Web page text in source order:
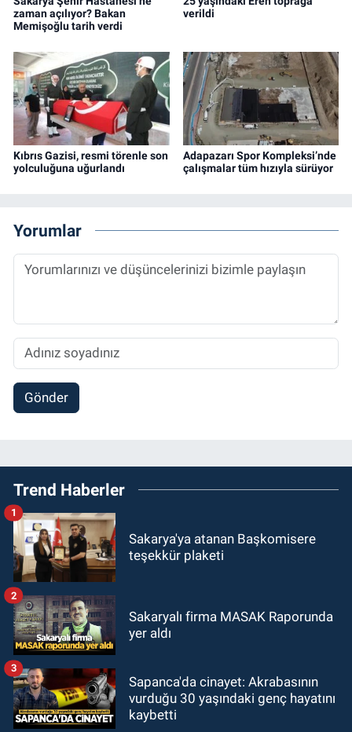
zaman açılıyor? Bakan
Memişoğlu tarih verdi
verildi
Kıbrıs Gazisi, resmi törenle son
yolculuğuna uğurlandı
Adapazarı Spor Kompleksi’nde
çalışmalar tüm hızıyla sürüyor
Yorumlar
Gönder
Trend Haberler
Sakarya'ya atanan Başkomisere
teşekkür plaketi
1
Sakaryalı firma MASAK Raporunda
yer aldı
2
Sapanca'da cinayet: Akrabasının
vurduğu 30 yaşındaki genç hayatını
kaybetti
3